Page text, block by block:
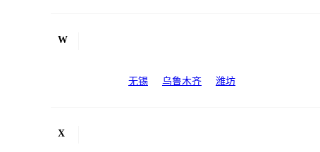
W
无锡 乌鲁木齐 潍坊
X